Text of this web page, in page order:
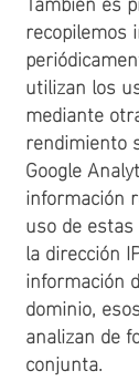
recopilemos
utilizan los
mediante
rendimiento
Google
información
uso de
la dirección
información
dominio,
analizan de
conjunta.